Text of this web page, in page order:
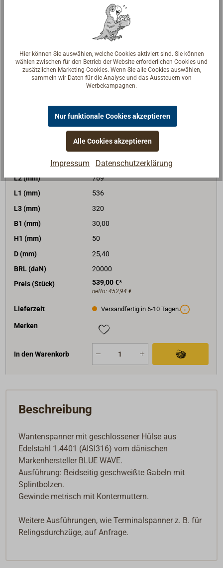
134,51 €*
netto:113,03 €
Am Lager
Merken
1529-124
24
L2 (mm)
769
L1 (mm)
536
L3 (mm)
320
B1 (mm)
30,00
H1 (mm)
50
D (mm)
25,40
BRL (daN)
20000
Preis (Stück)
539,00 €*
netto: 452,94 €
Lieferzeit Versandfertig in 6-10 Tagen.
Merken
In den Warenkorb
Beschreibung
Wantenspanner mit geschlossener Hülse aus
Edelstahl 1.4401 (AISI316) vom dänischen
Markenhersteller BLUE WAVE.
Ausführung: Beidseitig geschweißte Gabeln mit
Splintbolzen.
Gewinde metrisch mit Kontermuttern.
Weitere Ausführungen, wie Terminalspanner z. B. für
Relingsdurchzüge, auf Anfrage.
Hier können Sie auswählen, welche Cookies aktiviert sind. Sie können
wählen zwischen für den Betrieb der Website erforderlichen Cookies und
zusätzlichen Marketing-Cookies. Wenn Sie alle Cookies auswählen,
sammeln wir Daten für die Analyse und das Aussteuern von
Werbekampagnen.
Nur funktionale Cookies akzeptieren
Alle Cookies akzeptieren
Impressum Datenschutzerklärung